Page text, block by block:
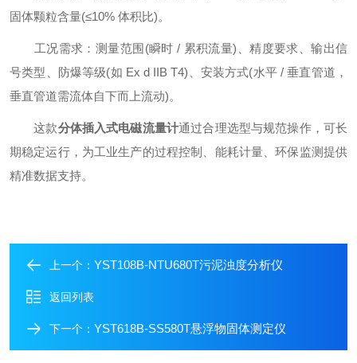
固体颗粒含量(≤10% 体积比)。
工况需求：测量范围(瞬时 / 累积流量)、精度要求、输出信
号类型、防爆等级(如 Ex d IIB T4)、安装方式(水平 / 垂直管道，
垂直管道需流体自下而上流动)。
这款分体插入式电磁流量计通过合理选型与规范操作，可长
期稳定运行，为工业生产的过程控制、能耗计量、环保监测提供
精准数据支持。
上一个： YST108B-NTU680T污泥浊度分析仪
返回列表
下一个： YST618B-SS580T悬浮物固体测定仪